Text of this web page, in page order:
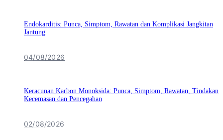
Endokarditis: Punca, Simptom, Rawatan dan Komplikasi Jangkitan
Jantung
04/08/2026
Keracunan Karbon Monoksida: Punca, Simptom, Rawatan, Tindakan
Kecemasan dan Pencegahan
02/08/2026